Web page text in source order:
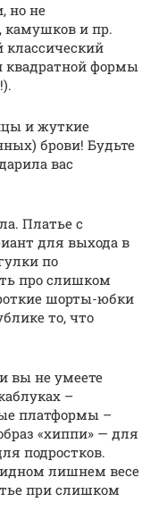
но не
камушков и пр.
квадратной формы
и жуткие
брови! Будьте
вас
Платье с
для выхода в
по
про слишком
шорты-юбки
то, что
вы не умеете
–
платформы –
«хиппи» — для
подростков.
лишнем весе
при слишком